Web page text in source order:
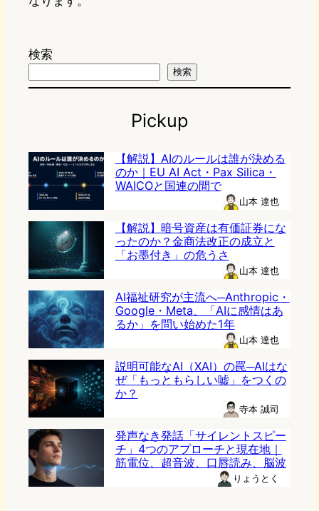
検索
検索
Pickup
【解説】AIのルールは誰が決める
のか｜EU AI Act・Pax Silica・
WAICOと国連の間で
山本 達也
【解説】暗号資産は有価証券にな
ったのか？金商法改正の成立と
「お墨付き」の危うさ
山本 達也
AI福祉研究が主流へ─Anthropic・
Google・Meta、「AIに感情はあ
るか」を問い始めた1年
山本 達也
説明可能なAI（XAI）の罠─AIはな
ぜ「もっともらしい嘘」をつくの
か？
寺本 誠司
発声なき発話「サイレントスピー
チ」4つのアプローチと現在地｜
筋電位、超音波、口唇読み、脳波
りょうとく